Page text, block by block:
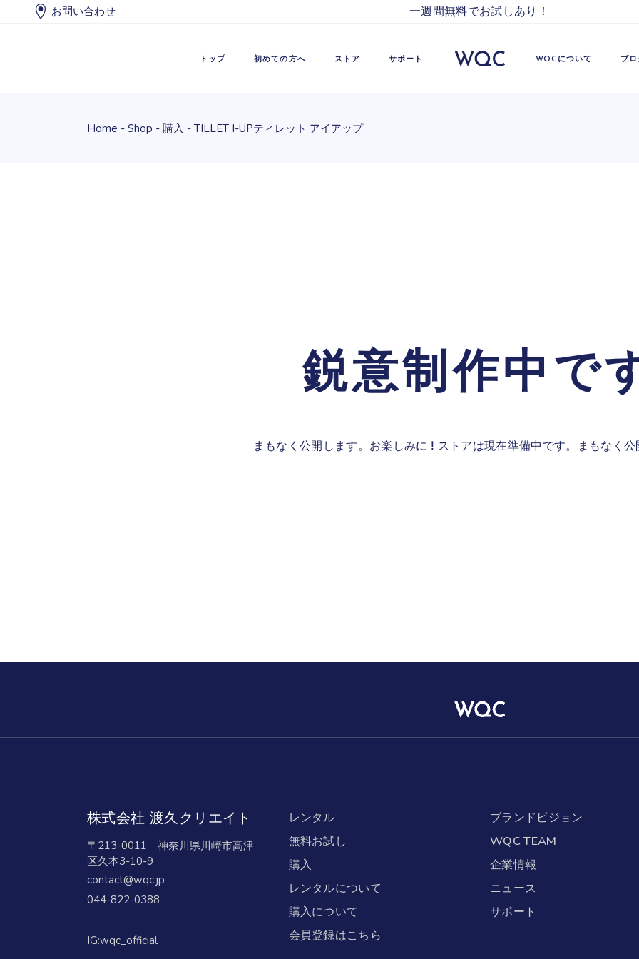
お問い合わせ 一週間無料でお試しあり！
トップ 初めての方へ
レンタルについて
ストア サポート WQCについて ブロ
購入について
WQC TEAM
Home Shop 購入 TILLET I-UPティレット アイアップ
鋭意制作中で
まもなく公開します。お楽しみに ! ストアは現在準備中です。まもなく公
株式会社 渡久クリエイト
〒213-0011 神奈川県川崎市高津
区久本3-10-9
contact@wqc.jp
044-822-0388
IG:wqc_official
レンタル
無料お試し
購入
レンタルについて
購入について
会員登録はこちら
ブランドビジョン
WQC TEAM
企業情報
ニュース
サポート